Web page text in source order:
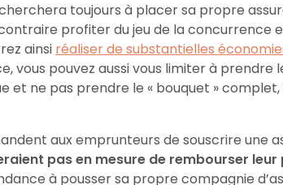
toujours à placer sa propre
profiter du jeu de la concurrence
ainsi réaliser de substantielles
vous pouvez aussi vous limiter à prendre
et ne pas prendre le « bouquet »
aux emprunteurs de souscrire une
pas en mesure de rembourser leur
à pousser sa propre compagnie